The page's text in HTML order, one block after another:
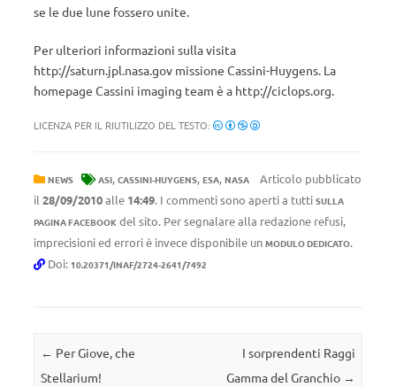
se le due lune fossero unite.
Per ulteriori informazioni sulla visita
http://saturn.jpl.nasa.gov missione Cassini-Huygens. La
homepage Cassini imaging team è a http://ciclops.org.
LICENZA PER IL RIUTILIZZO DEL TESTO:
NEWS ASI, CASSINI-HUYGENS, ESA, NASA
Articolo pubblicato
il 28/09/2010alle 14:49. I commenti sono aperti a tutti SULLA
PAGINA FACEBOOK del sito. Per segnalare alla redazione refusi,
imprecisioni ed errori è invece disponibile un MODULO DEDICATO.
Doi: 10.20371/INAF/2724-2641/7492
Navigazione articolo
← Per Giove, che
Stellarium!
I sorprendenti Raggi
Gamma del Granchio →